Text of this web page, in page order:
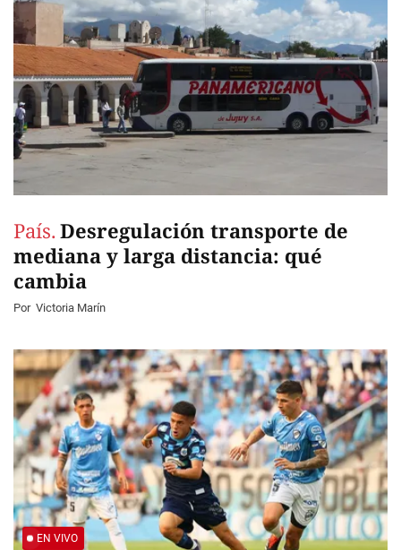
País. Desregulación transporte de
mediana y larga distancia: qué
cambia
Por Victoria Marín
EN VIVO